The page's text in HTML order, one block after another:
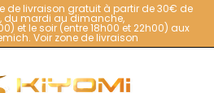
de livraison gratuit à partir de 30€ de
du mardi au dimanche,
et le soir (entre 18h00 et 22h00) aux
Voir zone de livraison